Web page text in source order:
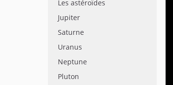
Les astéroïdes
Jupiter
Saturne
Uranus
Neptune
Pluton